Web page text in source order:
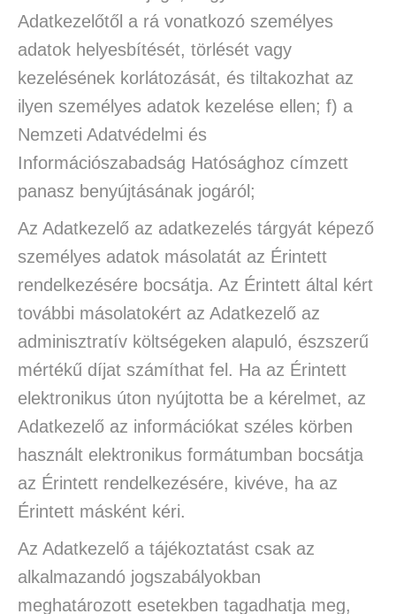
Adatkezelőtől a rá vonatkozó személyes
adatok helyesbítését, törlését vagy
kezelésének korlátozását, és tiltakozhat az
ilyen személyes adatok kezelése ellen; f) a
Nemzeti Adatvédelmi és
Információszabadság Hatósághoz címzett
panasz benyújtásának jogáról;
Az Adatkezelő az adatkezelés tárgyát képező
személyes adatok másolatát az Érintett
rendelkezésére bocsátja. Az Érintett által kért
további másolatokért az Adatkezelő az
adminisztratív költségeken alapuló, észszerű
mértékű díjat számíthat fel. Ha az Érintett
elektronikus úton nyújtotta be a kérelmet, az
Adatkezelő az információkat széles körben
használt elektronikus formátumban bocsátja
az Érintett rendelkezésére, kivéve, ha az
Érintett másként kéri.
Az Adatkezelő a tájékoztatást csak az
alkalmazandó jogszabályokban
meghatározott esetekben tagadhatja meg,